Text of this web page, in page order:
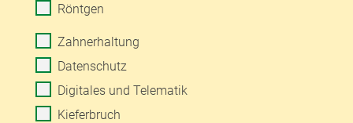
Röntgen
Zahnerhaltung
Datenschutz
Digitales und Telematik
Kieferbruch